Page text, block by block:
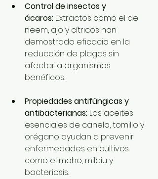
Control de insectos y
ácaros: Extractos como el de
neem, ajo y cítricos han
demostrado eficacia en la
reducción de plagas sin
afectar a organismos
benéficos.
Propiedades antifúngicas y
antibacterianas: Los aceites
esenciales de canela, tomillo y
orégano ayudan a prevenir
enfermedades en cultivos
como el moho, mildiu y
bacteriosis.